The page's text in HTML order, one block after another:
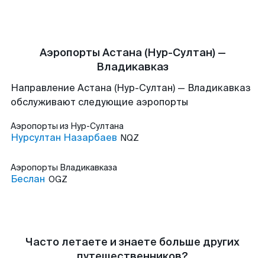
Аэропорты Астана (Нур-Султан) —
Владикавказ
Направление Астана (Нур-Султан) — Владикавказ
обслуживают следующие аэропорты
Аэропорты из Нур-Султана
Нурсултан Назарбаев NQZ
Аэропорты Владикавказа
Беслан OGZ
Часто летаете и знаете больше других